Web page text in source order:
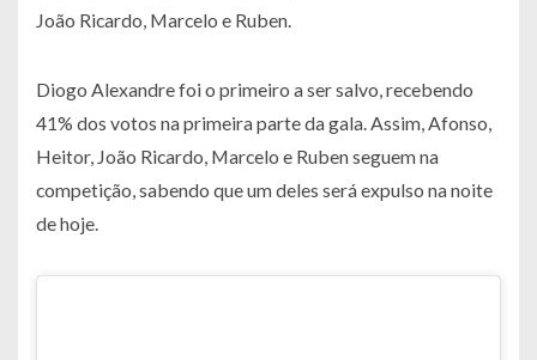
João Ricardo, Marcelo e Ruben.
Diogo Alexandre foi o primeiro a ser salvo, recebendo
41% dos votos na primeira parte da gala. Assim, Afonso,
Heitor, João Ricardo, Marcelo e Ruben seguem na
competição, sabendo que um deles será expulso na noite
de hoje.